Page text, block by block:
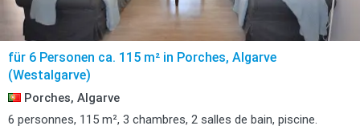
für 6 Personen ca. 115 m² in Porches, Algarve
(Westalgarve)
Porches, Algarve
6 personnes, 115 m², 3 chambres, 2 salles de bain, piscine.